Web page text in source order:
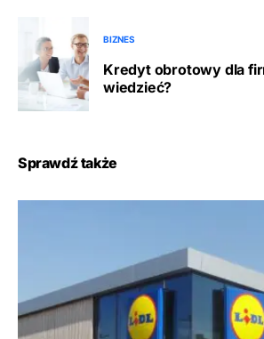
BIZNES
Kredyt obrotowy dla
wiedzieć?
Sprawdź także